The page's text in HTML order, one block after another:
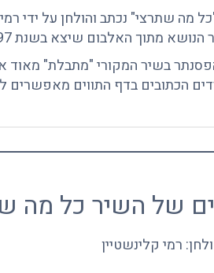
מה שתרצי" נכתב והולחן על ידי
הנושא מתוך האלבום שיצא בשנת 1997.
בשיר המקורי "מתבלת" מאוד
הכתובים בדף התווים מאפשרים
של השיר כל מה
רמי קלינשטיין